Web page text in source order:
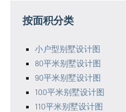
按面积分类
小户型别墅设计图
80平米别墅设计图
90平米别墅设计图
100平米别墅设计图
110平米别墅设计图